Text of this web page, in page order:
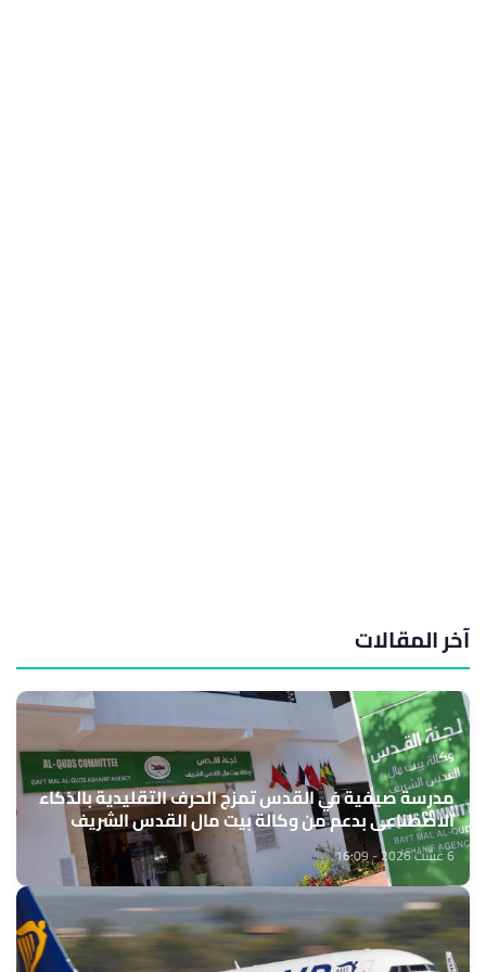
آخر المقالات
مدرسة صيفية في القدس تمزج الحرف التقليدية بالذكاء
الاصطناعي بدعم من وكالة بيت مال القدس الشريف
6 غشت 2026 - 16:09